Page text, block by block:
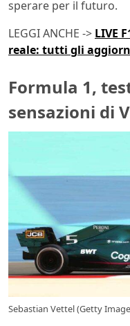
sperare per il futuro.
LEGGI ANCHE -> LIVE
reale: tutti gli
Formula 1,
sensazioni di
Sebastian Vettel (Getty